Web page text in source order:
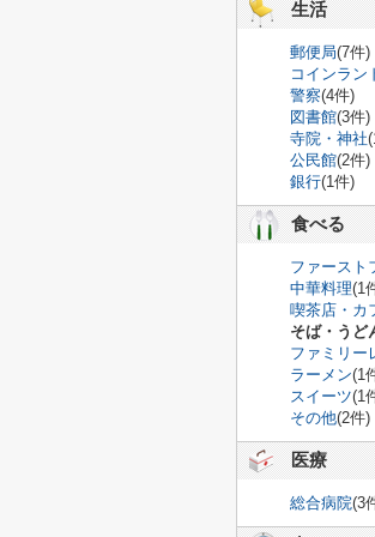
生活
郵便局(7件)
コインラン
警察(4件)
図書館(3件)
寺院・神社
公民館(2件)
銀行(1件)
食べる
ファースト
中華料理(1
喫茶店・カ
そば・うど
ファミリー
ラーメン(1
スイーツ(1
その他(2件)
医療
総合病院(3